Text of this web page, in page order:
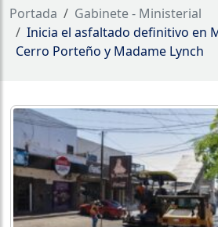
Portada
Gabinete - Ministerial
Inicia el asfaltado definitivo en
Cerro Porteño y Madame Lynch